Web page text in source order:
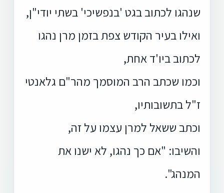
שנהגו לכתוב בגט 'בנפשיכי' בשתי יודי"ן,
ואילו בעיר הקודש צפת בזמן מרן נהגו
לכתוב ביו'ד אחת,
וכמו שכתב הרב המוסמך מהר"ם גלאנטי
ז"ל בתשובותיו,
וכתב ששאל למרן עצמו על זה,
והשיבו: "אם כך נהגו, לא ישנו את
המנהג".